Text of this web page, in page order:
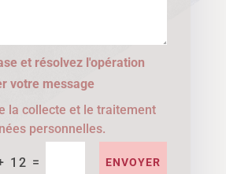
et résolvez l'opération
votre message
la collecte et le traitement
personnelles.
12 = ENVOYER